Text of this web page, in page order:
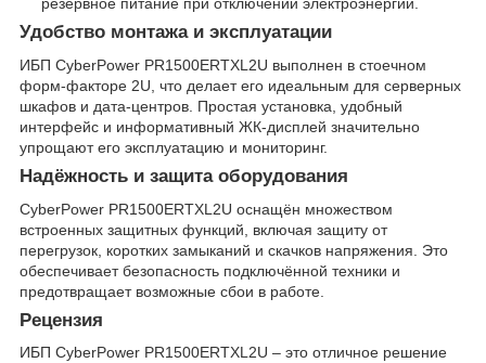
резервное питание при отключении электроэнергии.
Удобство монтажа и эксплуатации
ИБП CyberPower PR1500ERTXL2U выполнен в стоечном
форм-факторе 2U, что делает его идеальным для серверных
шкафов и дата-центров. Простая установка, удобный
интерфейс и информативный ЖК-дисплей значительно
упрощают его эксплуатацию и мониторинг.
Надёжность и защита оборудования
CyberPower PR1500ERTXL2U оснащён множеством
встроенных защитных функций, включая защиту от
перегрузок, коротких замыканий и скачков напряжения. Это
обеспечивает безопасность подключённой техники и
предотвращает возможные сбои в работе.
Рецензия
ИБП CyberPower PR1500ERTXL2U – это отличное решение